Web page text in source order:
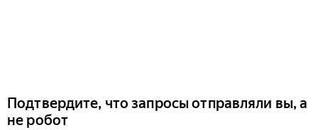
Подтвердите, что запросы отправляли вы, а
не робот